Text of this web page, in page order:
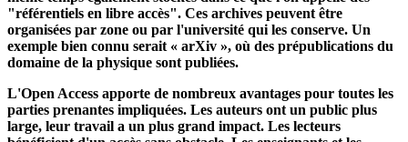
Une autre voie d'accès ouvert serait l'« accès ouvert vert ». Les
articles sont publiés dans des revues à accès restreint, mais en
même temps également stockés dans ce que l'on appelle des
"référentiels en libre accès". Ces archives peuvent être
organisées par zone ou par l'université qui les conserve. Un
exemple bien connu serait « arXiv », où des prépublications du
domaine de la physique sont publiées.